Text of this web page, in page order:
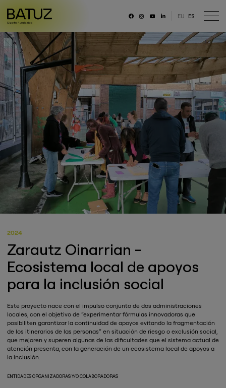
Fundación
Historia
Misión, Visión, Principios
Organización
Portal de transparencia
Memoria anual y datos generales
Canal ético
Trabaja con nosotras/os
EU ES
2024
Zarautz Oinarrian -
Ecosistema local de apoyos
para la inclusión social
Este proyecto nace con el impulso conjunto de dos administraciones
locales, con el objetivo de “experimentar fórmulas innovadoras que
posibiliten garantizar la continuidad de apoyos evitando la fragmentación
de los itinerarios de las personas” en situación de riesgo o exclusión social,
que mejoren y superen algunas de las dificultades que el sistema actual de
atención presenta, con la generación de un ecosistema local de apoyos a
la inclusión.
ENTIDADES ORGANIZADORAS Y/O COLABORADORAS